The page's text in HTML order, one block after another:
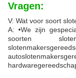
Vragen:
V: Wat voor soort
A: •We zijn
soorten